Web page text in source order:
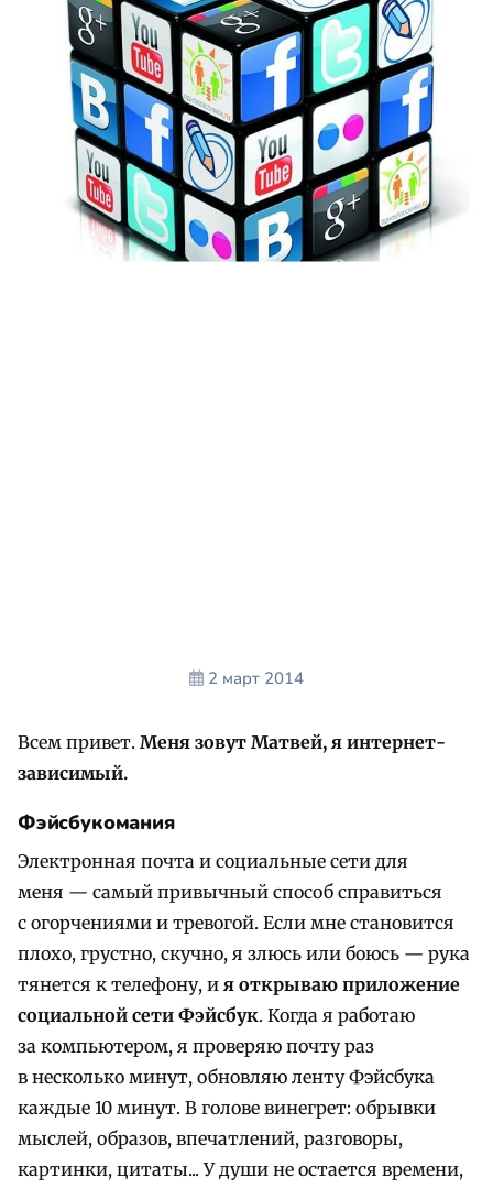
2 март 2014
Всем привет. Меня зовут Матвей, я интернет-
зависимый.
Фэйсбукомания
Электронная почта и социальные сети для
меня — самый привычный способ справиться
с огорчениями и тревогой. Если мне становится
плохо, грустно, скучно, я злюсь или боюсь — рука
тянется к телефону, и я открываю приложение
социальной сети Фэйсбук. Когда я работаю
за компьютером, я проверяю почту раз
в несколько минут, обновляю ленту Фэйсбука
каждые 10 минут. В голове винегрет: обрывки
мыслей, образов, впечатлений, разговоры,
картинки, цитаты... У души не остается времени,